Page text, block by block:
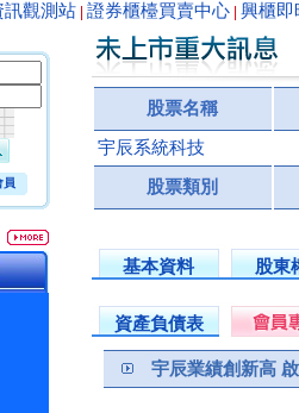
訊觀測站 證券櫃檯買賣中心 興櫃即
員
股票名稱
宇辰系統科技
股票類別
基本資料 股東
資產負債表
宇辰業績創新高